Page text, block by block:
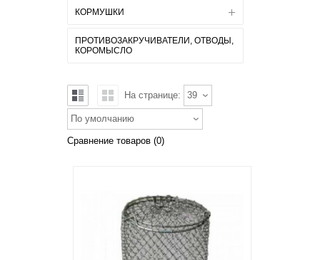
КОРМУШКИ
ПРОТИВОЗАКРУЧИВАТЕЛИ, ОТВОДЫ,
КОРОМЫСЛО
На странице: 39
По умолчанию
Сравнение товаров (0)